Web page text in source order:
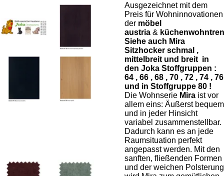
Ausgezeichnet mit dem
Preis für Wohninnovationen
der möbel
austria &
Siehe auch Mira
Sitzhocker schmal ,
mittelbreit und breit in
den Joka Stoffgruppen :
64 , 66 , 68 , 70 , 72 , 74 , 76
und in Stoffgruppe 80 !
Die Wohnserie Mira ist vor
allem eins: Äußerst bequem
und in jeder Hinsicht
variabel zusammenstellbar.
Dadurch kann es an jede
Raumsituation perfekt
angepasst werden. Mit den
sanften, fließenden Formen
und der weichen Polsterung